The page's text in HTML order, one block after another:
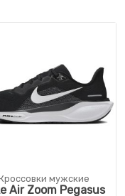
мужские
Air Zoom Pegasus